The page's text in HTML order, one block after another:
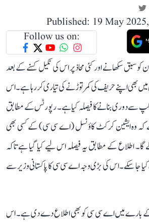
Published: 19 May
Follow us on:
کو سبق سکھانے اور کئی محاذ پر اس کی نکیل کسنے کے بعد
بھی اپنے حریف کی کمر توڑنے کی تیاری کر رہا ہے۔ اس
سے دوری بنانے کا فیصلہ کیا ہے۔ رپورٹس کے مطابق
کہ وہ ایشین کرکٹ کاؤنسل (اے سی سی) کے کسی بھی
اطلاع کے مطابق یہ فیصلہ اس لیے کیا گیا ہے تاکہ
جا سکے۔ اس کی بڑی وجہ اے سی سی کا پاکستانی وزیر سے
کے بارے میں اے سی سی کو بھی اطلاع دے دی ہے۔ اس